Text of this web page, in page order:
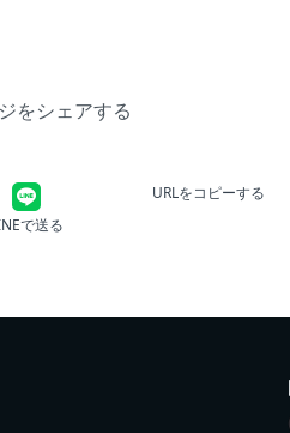
をシェアする
で送る
URLをコピーする